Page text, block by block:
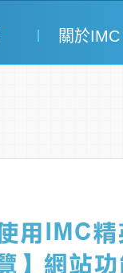
關於IMC